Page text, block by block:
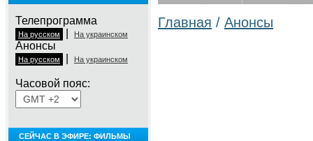
Телепрограмма
На русском На украинском
Анонсы
На русском На украинском
Часовой пояс:
СЕЙЧАС В ЭФИРЕ: ФИЛЬМЫ
Главная / Анонсы